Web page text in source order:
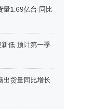
量1.69亿台 同比
低 预计第一季
出货量同比增长